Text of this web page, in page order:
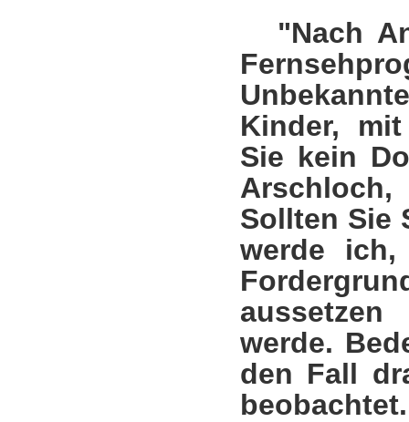
"Nach
Kinder,
Sie kein
Sollten Sie
werde
werde.
den Fall
beobachtet.